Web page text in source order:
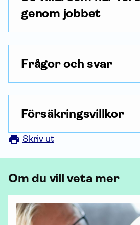
genom jobbet
Frågor och svar
Försäkringsvillkor
Skriv ut
Om du vill veta mer